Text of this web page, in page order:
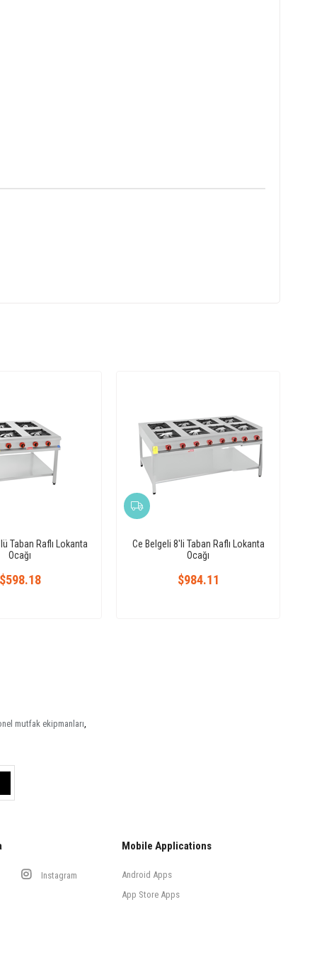
Taban Raflı Lokanta
Ocağı
Ce Belgeli 8'li Taban Raflı Lokanta
Ocağı
$984.11
mutfak ekipmanları
Instagram
Mobile Applications
Android Apps
App Store Apps